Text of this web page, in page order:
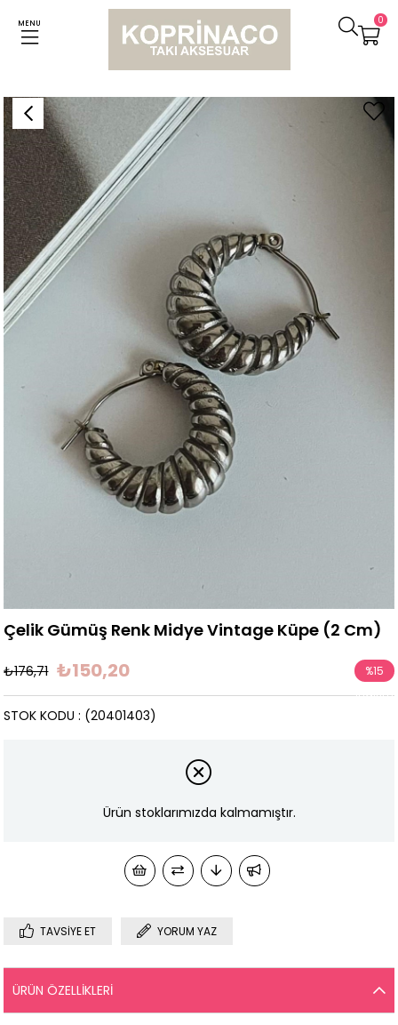
MENU 0
Küpeler Çelik Gümüş Renk Midye Vintage Küpe (2 Cm)
Çelik Gümüş Renk Midye Vintage Küpe (2 Cm)
₺176,71 ₺150,20 %15
İndirim
(20401403)
STOK KODU
Ürün stoklarımızda kalmamıştır.
TAVSIYE ET YORUM YAZ
ÜRÜN ÖZELLIKLERI